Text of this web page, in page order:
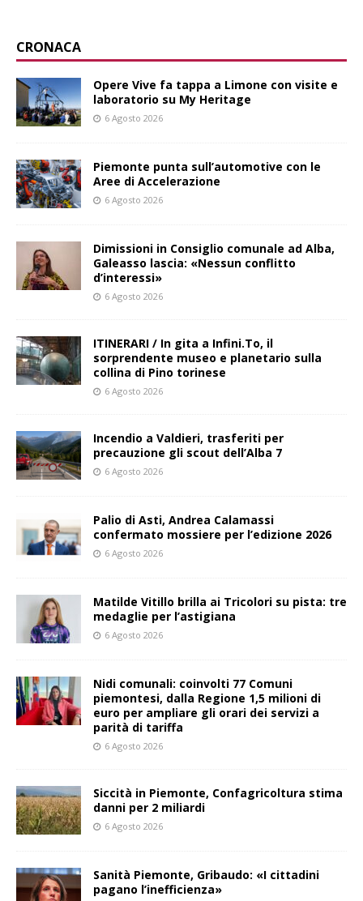
CRONACA
Opere Vive fa tappa a Limone con visite e
laboratorio su My Heritage
6 Agosto 2026
Piemonte punta sull’automotive con le
Aree di Accelerazione
6 Agosto 2026
Dimissioni in Consiglio comunale ad Alba,
Galeasso lascia: «Nessun conflitto
d’interessi»
6 Agosto 2026
ITINERARI / In gita a Infini.To, il
sorprendente museo e planetario sulla
collina di Pino torinese
6 Agosto 2026
Incendio a Valdieri, trasferiti per
precauzione gli scout dell’Alba 7
6 Agosto 2026
Palio di Asti, Andrea Calamassi
confermato mossiere per l’edizione 2026
6 Agosto 2026
Matilde Vitillo brilla ai Tricolori su pista: tre
medaglie per l’astigiana
6 Agosto 2026
Nidi comunali: coinvolti 77 Comuni
piemontesi, dalla Regione 1,5 milioni di
euro per ampliare gli orari dei servizi a
parità di tariffa
6 Agosto 2026
Siccità in Piemonte, Confagricoltura stima
danni per 2 miliardi
6 Agosto 2026
Sanità Piemonte, Gribaudo: «I cittadini
pagano l’inefficienza»